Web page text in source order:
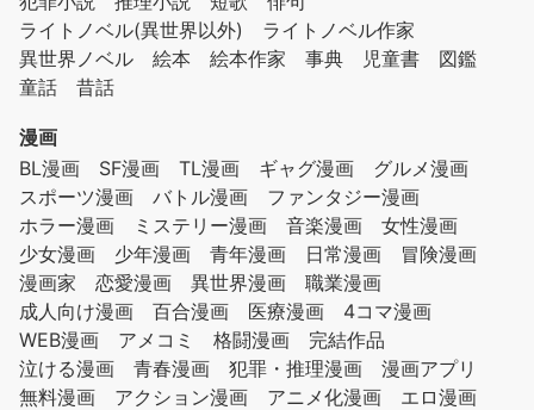
ライトノベル(異世界以外)
ライトノベル作家
異世界ノベル
絵本 絵本作家 事典 児童書
図鑑
童話
昔話
漫画
BL漫画
SF漫画 TL漫画 ギャグ漫画
グルメ漫画
スポーツ漫画
バトル漫画
ファンタジー漫画
ホラー漫画
ミステリー漫画 音楽漫画
女性漫画
少女漫画
少年漫画 青年漫画 日常漫画
冒険漫画
漫画家
恋愛漫画 異世界漫画
職業漫画
成人向け漫画
百合漫画 医療漫画
4コマ漫画
WEB漫画
アメコミ 格闘漫画
完結作品
泣ける漫画
青春漫画 犯罪・推理漫画
漫画アプリ
無料漫画
アクション漫画 アニメ化漫画
エロ漫画